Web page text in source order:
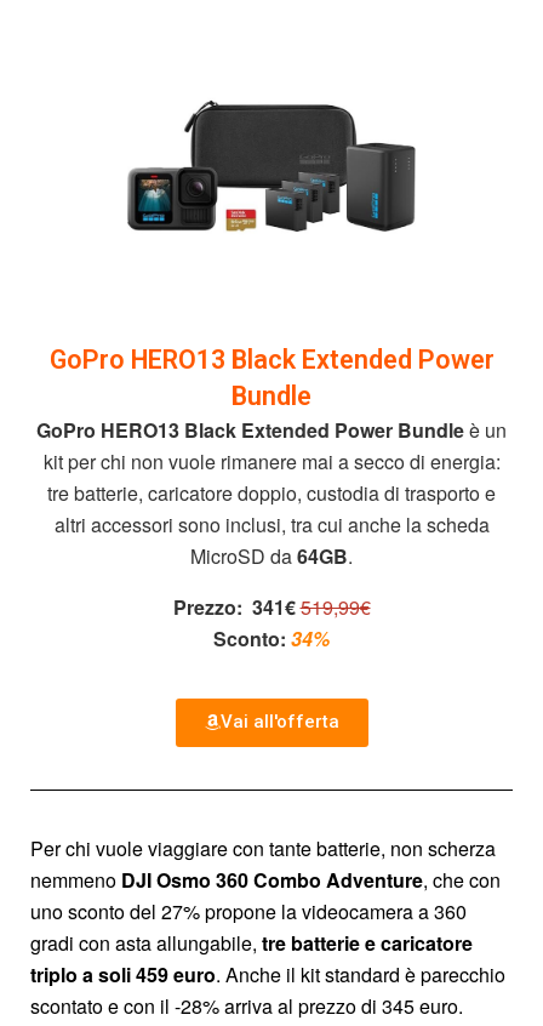
GoPro HERO13 Black Extended Power
Bundle
GoPro HERO13 Black Extended Power Bundleè un
kit per chi non vuole rimanere mai a secco di energia:
tre batterie, caricatore doppio, custodia di trasporto e
altri accessori sono inclusi, tra cui anche la scheda
MicroSD da64GB.
Prezzo: 341€519,99€
Sconto: 34%
Vai all'offerta
Per chi vuole viaggiare con tante batterie, non scherza
nemmeno DJI Osmo 360 Combo Adventure, che con
uno sconto del 27% propone la videocamera a 360
gradi con asta allungabile, tre batterie e caricatore
triplo a soli 459 euro. Anche il kit standard è parecchio
scontato e con il -28% arriva al prezzo di 345 euro.